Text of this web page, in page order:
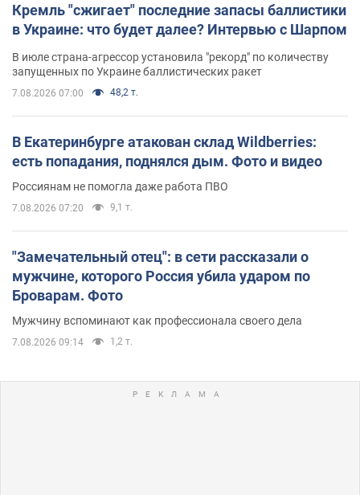
Кремль "сжигает" последние запасы баллистики
в Украине: что будет далее? Интервью с Шарпом
В июле страна-агрессор установила "рекорд" по количеству
запущенных по Украине баллистических ракет
7.08.2026 07:00 48,2 т.
В Екатеринбурге атакован склад Wildberries:
есть попадания, поднялся дым. Фото и видео
Россиянам не помогла даже работа ПВО
7.08.2026 07:20 9,1 т.
"Замечательный отец": в сети рассказали о
мужчине, которого Россия убила ударом по
Броварам. Фото
Мужчину вспоминают как профессионала своего дела
7.08.2026 09:14 1,2 т.